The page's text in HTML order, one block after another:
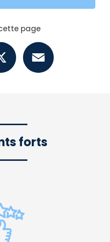
page
forts